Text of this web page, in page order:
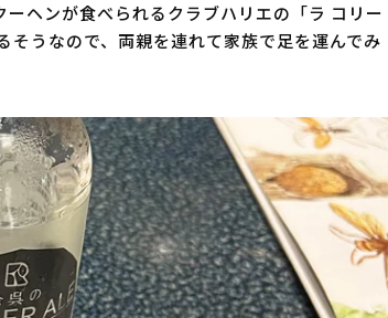
ヘンが食べられるクラブハリエの「ラ コリー
そうなので、両親を連れて家族で足を運んでみ